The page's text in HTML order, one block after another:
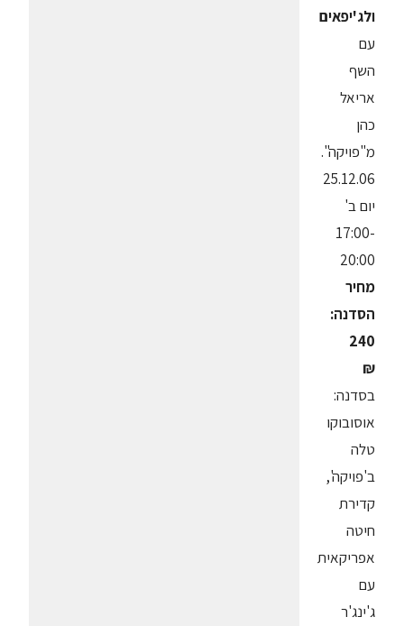
ולג'יפאים
עם
השף
אריאל
כהן
מ"פויקה".
25.12.06
יום ב'
17:00-
20:00
מחיר
הסדנה:
240
₪
בסדנה:
אוסובוקו
טלה
ב'פויקה',
קדירת
חיטה
אפריקאית
עם
ג'ינג'ר